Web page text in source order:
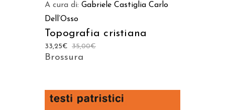
A cura di: Gabriele Castiglia Carlo
Dell’Osso
Topografia cristiana
35,00€
33,25€
Brossura